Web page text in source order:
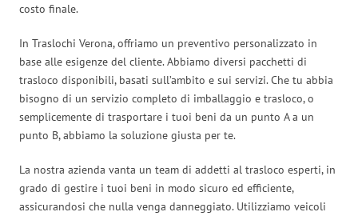
costo finale.
In Traslochi Verona, offriamo un preventivo personalizzato in
base alle esigenze del cliente. Abbiamo diversi pacchetti di
trasloco disponibili, basati sull’ambito e sui servizi. Che tu abbia
bisogno di un servizio completo di imballaggio e trasloco, o
semplicemente di trasportare i tuoi beni da un punto A a un
punto B, abbiamo la soluzione giusta per te.
La nostra azienda vanta un team di addetti al trasloco esperti, in
grado di gestire i tuoi beni in modo sicuro ed efficiente,
assicurandosi che nulla venga danneggiato. Utilizziamo veicoli